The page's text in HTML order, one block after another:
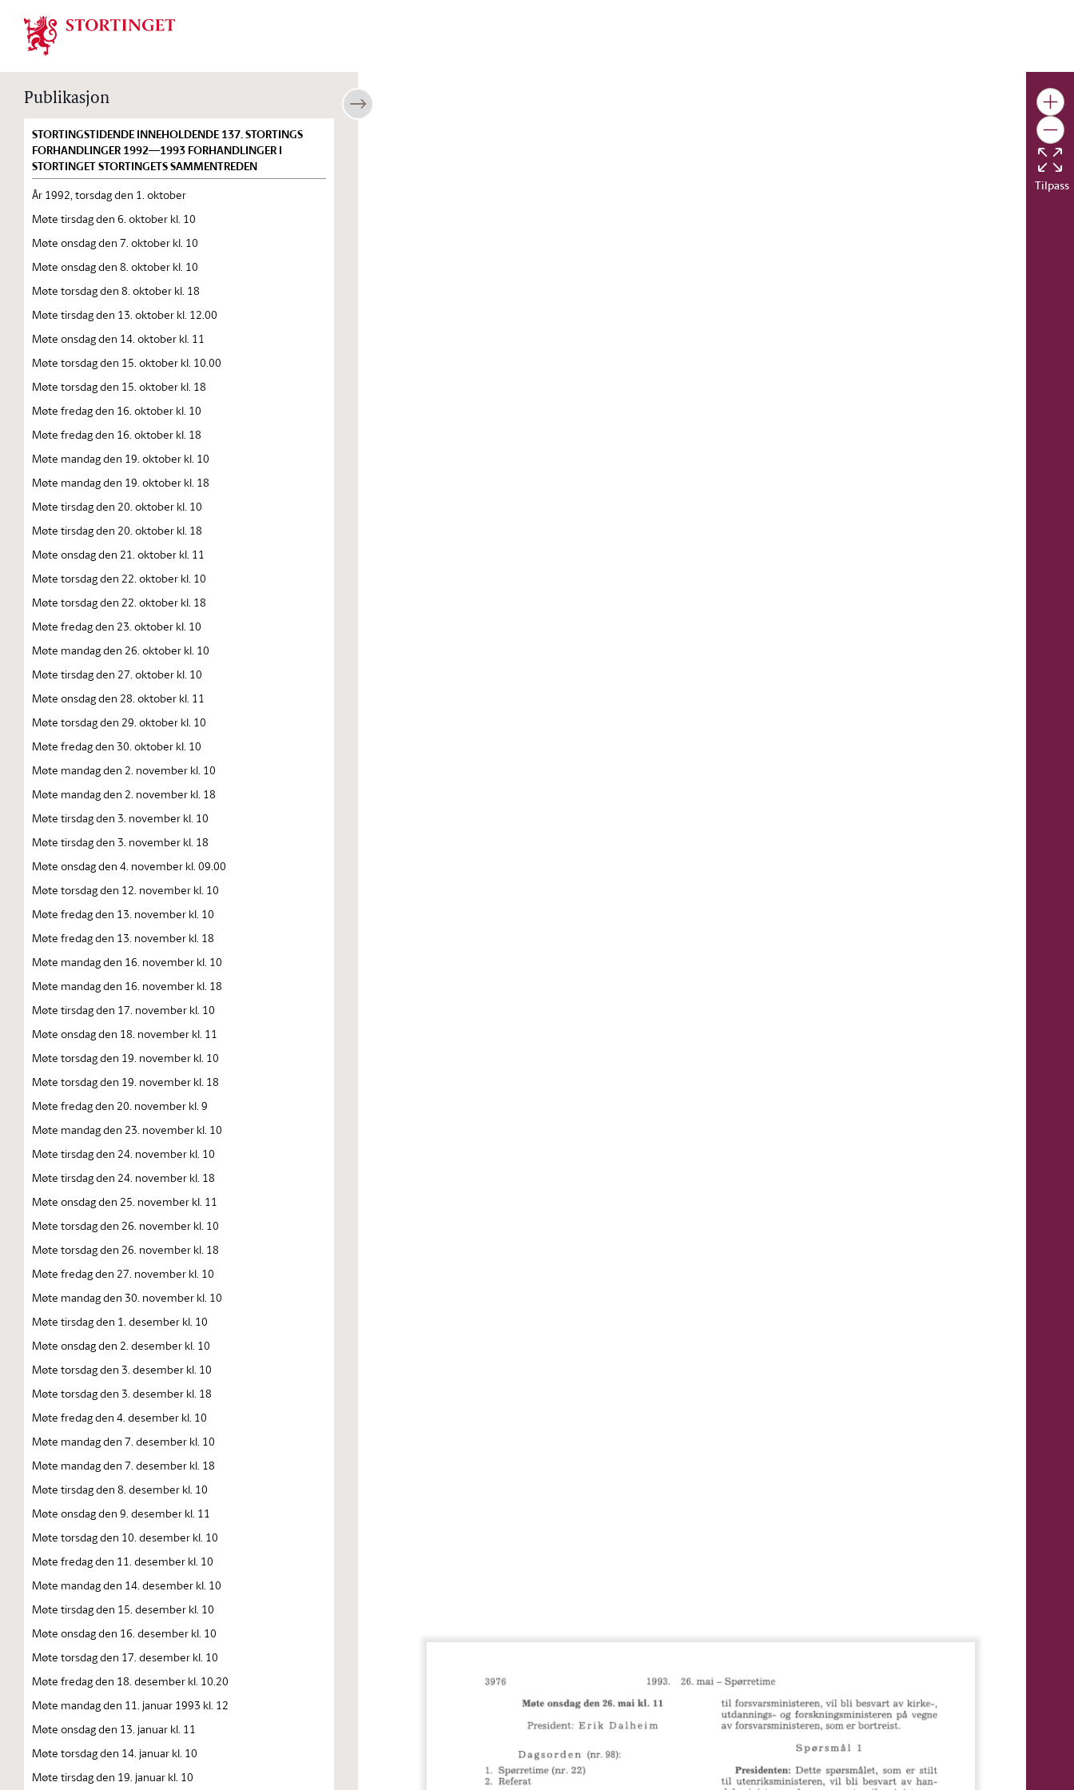
Stortinget.no
Publikasjon
STORTINGSTIDENDE INNEHOLDENDE 137. STORTINGS
FORHANDLINGER 1992—1993 FORHANDLINGER I
STORTINGET STORTINGETS SAMMENTREDEN
År 1992, torsdag den 1. oktober
Møte tirsdag den 6. oktober kl. 10
Møte onsdag den 7. oktober kl. 10
Møte onsdag den 8. oktober kl. 10
Møte torsdag den 8. oktober kl. 18
Møte tirsdag den 13. oktober kl. 12.00
Møte onsdag den 14. oktober kl. 11
Møte torsdag den 15. oktober kl. 10.00
Møte torsdag den 15. oktober kl. 18
Møte fredag den 16. oktober kl. 10
Møte fredag den 16. oktober kl. 18
Møte mandag den 19. oktober kl. 10
Møte mandag den 19. oktober kl. 18
Møte tirsdag den 20. oktober kl. 10
Møte tirsdag den 20. oktober kl. 18
Møte onsdag den 21. oktober kl. 11
Møte torsdag den 22. oktober kl. 10
Møte torsdag den 22. oktober kl. 18
Møte fredag den 23. oktober kl. 10
Møte mandag den 26. oktober kl. 10
Møte tirsdag den 27. oktober kl. 10
Møte onsdag den 28. oktober kl. 11
Møte torsdag den 29. oktober kl. 10
Møte fredag den 30. oktober kl. 10
Møte mandag den 2. november kl. 10
Møte mandag den 2. november kl. 18
Møte tirsdag den 3. november kl. 10
Møte tirsdag den 3. november kl. 18
Møte onsdag den 4. november kl. 09.00
Møte torsdag den 12. november kl. 10
Møte fredag den 13. november kl. 10
Møte fredag den 13. november kl. 18
Møte mandag den 16. november kl. 10
Møte mandag den 16. november kl. 18
Møte tirsdag den 17. november kl. 10
Møte onsdag den 18. november kl. 11
Møte torsdag den 19. november kl. 10
Møte torsdag den 19. november kl. 18
Møte fredag den 20. november kl. 9
Møte mandag den 23. november kl. 10
Møte tirsdag den 24. november kl. 10
Møte tirsdag den 24. november kl. 18
Møte onsdag den 25. november kl. 11
Møte torsdag den 26. november kl. 10
Møte torsdag den 26. november kl. 18
Møte fredag den 27. november kl. 10
Møte mandag den 30. november kl. 10
Møte tirsdag den 1. desember kl. 10
Møte onsdag den 2. desember kl. 10
Møte torsdag den 3. desember kl. 10
Møte torsdag den 3. desember kl. 18
Møte fredag den 4. desember kl. 10
Møte mandag den 7. desember kl. 10
Møte mandag den 7. desember kl. 18
Møte tirsdag den 8. desember kl. 10
Møte onsdag den 9. desember kl. 11
Møte torsdag den 10. desember kl. 10
Møte fredag den 11. desember kl. 10
Møte mandag den 14. desember kl. 10
Møte tirsdag den 15. desember kl. 10
Møte onsdag den 16. desember kl. 10
Møte torsdag den 17. desember kl. 10
Møte fredag den 18. desember kl. 10.20
Møte mandag den 11. januar 1993 kl. 12
Møte onsdag den 13. januar kl. 11
Møte torsdag den 14. januar kl. 10
Møte tirsdag den 19. januar kl. 10